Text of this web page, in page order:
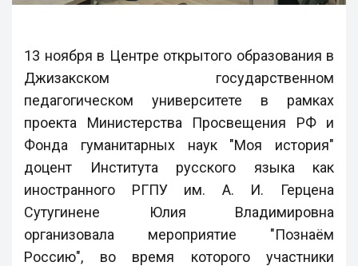
13 ноября в Центре открытого образования в
Джизакском государственном
педагогическом университете в рамках
проекта Министерства Просвещения РФ и
Фонда гуманитарных наук "Моя история"
доцент Института русского языка как
иностранного РГПУ им. А. И. Герцена
Сутугинене Юлия Владимировна
организовала мероприятие "Познаём
Россию", во время которого участники